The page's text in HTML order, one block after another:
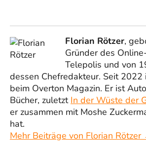
Florian Rötzer,
Gründer des
Telepolis und von
dessen Chefredakteur. Seit 2022
beim Overton Magazin. Er ist
Bücher, zuletzt In der Wüste der
er zusammen mit Moshe
hat.
Mehr Beiträge von Florian Rötzer